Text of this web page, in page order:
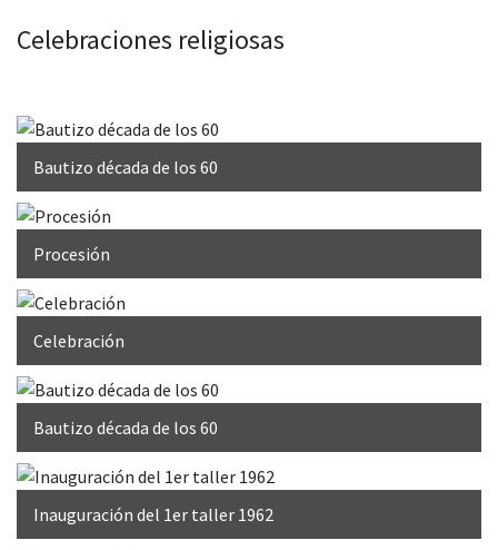
Celebraciones religiosas
Bautizo década de los 60
Procesión
Celebración
Bautizo década de los 60
Inauguración del 1er taller 1962